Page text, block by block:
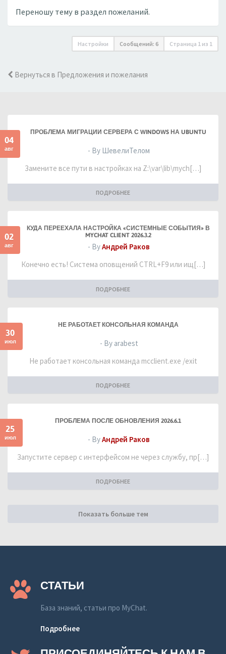
Переношу тему в раздел пожеланий.
Настройки Сообщений: 6 Страница 1 из 1
Вернуться в Предложения и пожелания
04
авг
ПРОБЛЕМА МИГРАЦИИ СЕРВЕРА С WINDOWS НА UBUNTU
- By ШевелиТелом
Замените все пути в настройках на Z:\var\lib\mych[…]
ПОДРОБНЕЕ
02
авг
КУДА ПЕРЕЕХАЛА НАСТРОЙКА «СИСТЕМНЫЕ СОБЫТИЯ» В
MYCHAT CLIENT 2026.3.2
- ByАндрей Раков
Конечно есть! Система оповщений CTRL+F9 или ищ[…]
ПОДРОБНЕЕ
30
июл
НЕ РАБОТАЕТ КОНСОЛЬНАЯ КОМАНДА
- By arabest
Не работает консольная команда mcclient.exe /exit
ПОДРОБНЕЕ
25
июл
ПРОБЛЕМА ПОСЛЕ ОБНОВЛЕНИЯ 2026.6.1
- ByАндрей Раков
Запустите сервер с интерфейсом не через службу, пр[…]
ПОДРОБНЕЕ
Показать больше тем
СТАТЬИ
База знаний, статьи про MyChat.
Подробнее